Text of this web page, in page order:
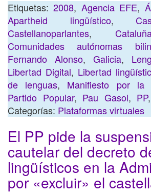
Etiquetas:2008, Agencia EFE,
Apartheid lingüístico,
Castellanoparlantes,
Comunidades autónomas
Fernando Alonso, Galicia,
Libertad Digital, Libertad
de lenguas, Manifiesto por la
Partido Popular, Pau Gasol, PP,
Categorías: Plataformas virtuales
El PP pide la
cautelar del decreto
lingüísticos en la
por «excluir» el